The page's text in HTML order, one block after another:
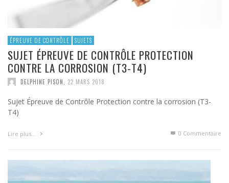
ÉPREUVE DE CONTRÔLE SUJETS
SUJET ÉPREUVE DE CONTRÔLE PROTECTION
CONTRE LA CORROSION (T3-T4)
DELPHINE PISON 22 MARS 2018
Sujet Épreuve de Contrôle Protection contre la corrosion (T3-
T4)
Lire plus… 0 Commentaire